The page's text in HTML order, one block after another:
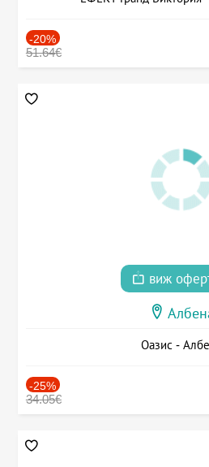
-20%
51.64€
виж
Оазис -
-25%
34.05€